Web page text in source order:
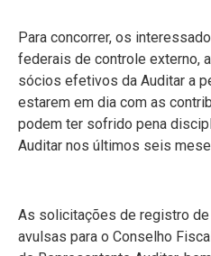
Para concorrer, os
federais de controle externo,
sócios efetivos da Auditar a
estarem em dia com as
podem ter sofrido pena
Auditar nos últimos seis
As solicitações de registro de
avulsas para o Conselho